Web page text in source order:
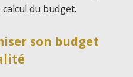
du budget.
son budget